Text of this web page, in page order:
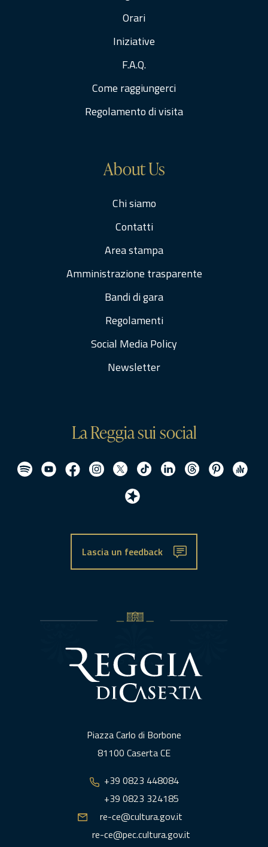
Orari
Iniziative
F.A.Q.
Come raggiungerci
Regolamento di visita
About Us
Chi siamo
Contatti
Area stampa
Amministrazione trasparente
Bandi di gara
Regolamenti
Social Media Policy
Newsletter
La Reggia sui social
Lascia un feedback
Piazza Carlo di Borbone
81100 Caserta CE
+39 0823 448084
+39 0823 324185
re-ce@cultura.gov.it
re-ce@pec.cultura.gov.it